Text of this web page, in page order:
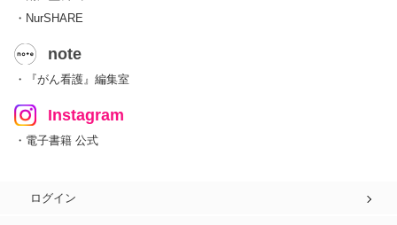
・NurSHARE
note
・『がん看護』編集室
Instagram
・電子書籍 公式
ログイン